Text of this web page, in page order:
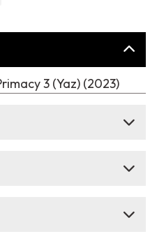
3 (Yaz) (2023)
siz yapın!